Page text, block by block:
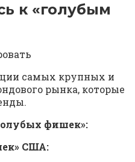
к «голубым
самых крупных и
рынка, которые
фишек»:
США: